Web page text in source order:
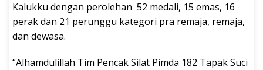
Kalukku dengan perolehan 52 medali, 15 emas, 16
perak dan 21 perunggu kategori pra remaja, remaja,
dan dewasa.
“Alhamdulillah Tim Pencak Silat Pimda 182 Tapak Suci